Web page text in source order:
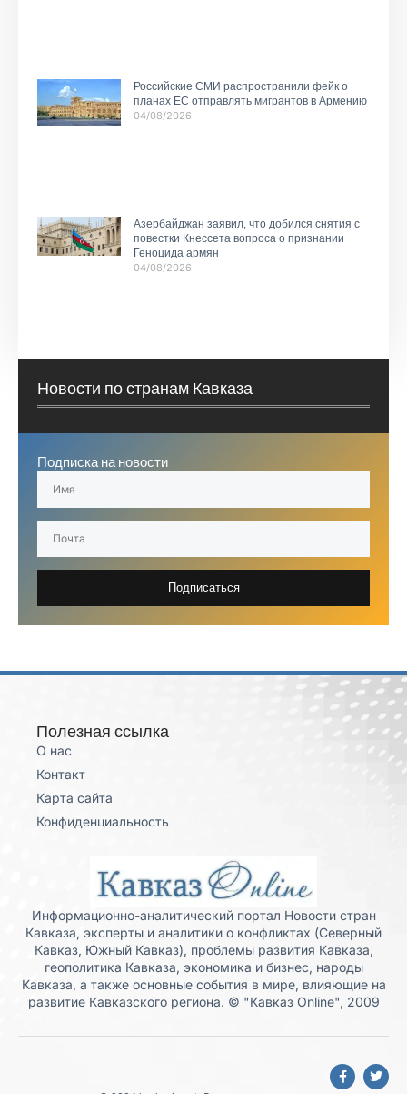
Российские СМИ распространили фейк о
планах ЕС отправлять мигрантов в Армению
04/08/2026
Азербайджан заявил, что добился снятия с
повестки Кнессета вопроса о признании
Геноцида армян
04/08/2026
Новости по странам Кавказа
Подписка на новости
Подписаться
Полезная ссылка
О нас
Контакт
Карта сайта
Конфиденциальность
Информационно-аналитический портал Новости стран
Кавказа, эксперты и аналитики о конфликтах (Северный
Кавказ, Южный Кавказ), проблемы развития Кавказа,
геополитика Кавказа, экономика и бизнес, народы
Кавказа, а также основные события в мире, влияющие на
развитие Кавказского региона. © "Кавказ Online", 2009